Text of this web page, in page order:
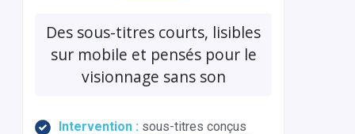
Des sous-titres courts, lisibles
sur mobile et pensés pour le
visionnage sans son
Intervention : sous-titres conçus